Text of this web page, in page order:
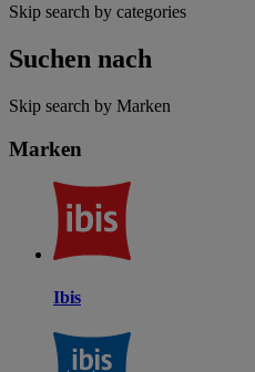
Skip search by categories
Suchen nach
Skip search by Marken
Marken
Ibis